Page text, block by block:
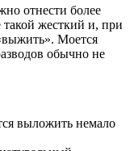
отнести более
жесткий и, при
Моется
обычно не
выложить немало